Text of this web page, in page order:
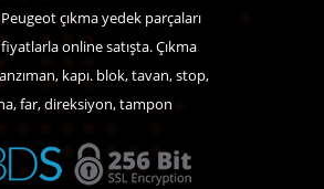
çıkma yedek parçaları
online satışta. Çıkma
kapı. blok, tavan, stop,
far, direksiyon, tampon